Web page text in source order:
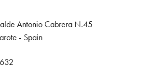
Antonio Cabrera N.45
- Spain